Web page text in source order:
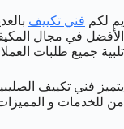
يم لكم فني تكييف
الأفضل في مجال
تلبية جميع طلبات
يتميز فني تكييف
من للخدمات و